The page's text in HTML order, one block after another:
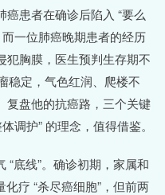
患者在确诊后陷入 “要么
一位肺癌晚期患者的经历
犯胸膜，医生预判生存期不
稳定，气色红润、爬楼不
复盘他的抗癌路，三个关键
调护” 的理念，值得借鉴。
“底线”。确诊初期，家属和
疗 “杀尽癌细胞”，但前两